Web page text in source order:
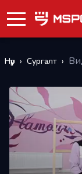
Нүүр › Сургалт ›
Буцах